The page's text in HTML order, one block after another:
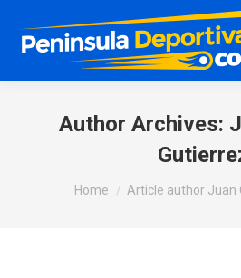
Author Archives:
You are here:
Home Article author Juan